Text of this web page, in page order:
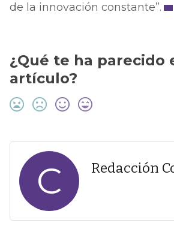
de la innovación constante”.
¿Qué te ha parecido
artículo?
C Redacción